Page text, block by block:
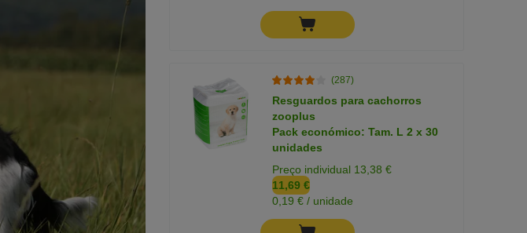
(287)
Resguardos para cachorros
zooplus
Pack económico: Tam. L 2 x 30
unidades
Preço individual 13,38 €
11,69 €
0,19 € / unidade